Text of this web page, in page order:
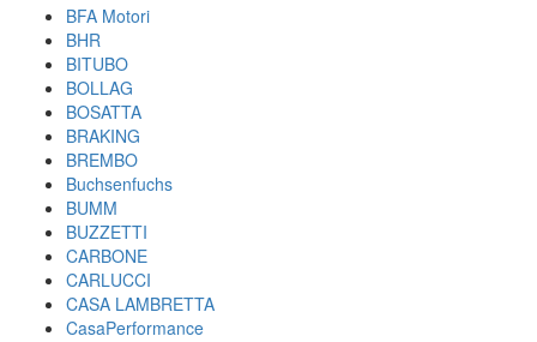
BFA Motori
BHR
BITUBO
BOLLAG
BOSATTA
BRAKING
BREMBO
Buchsenfuchs
BUMM
BUZZETTI
CARBONE
CARLUCCI
CASA LAMBRETTA
CasaPerformance